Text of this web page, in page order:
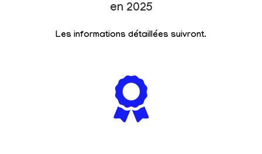
en 2025
Les informations détaillées suivront.